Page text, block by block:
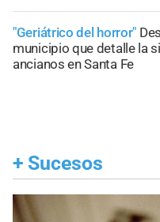
"Geriátrico del horror"
municipio que detalle la
ancianos en Santa Fe
+ Sucesos